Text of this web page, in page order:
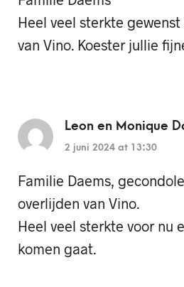
Heel veel sterkte
van Vino. Koester jullie
Leon en Monique
2 juni 2024 at 13:30
Familie Daems,
overlijden van Vino.
Heel veel sterkte voor nu
komen gaat.